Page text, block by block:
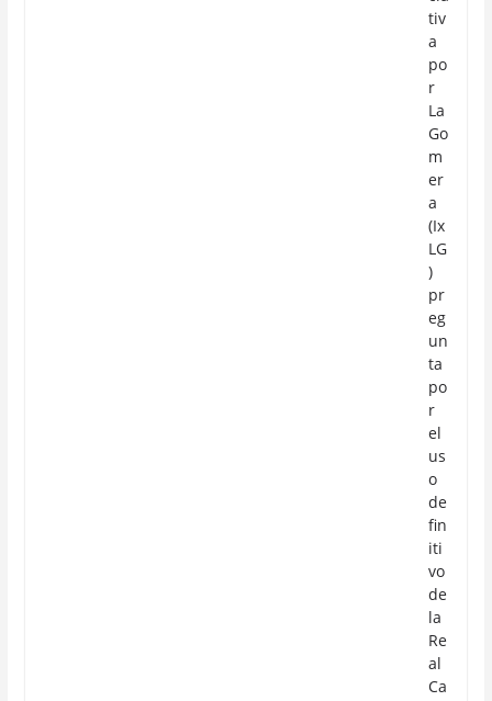
tiv
a
po
r
La
Go
m
er
a
(Ix
LG
)
pr
eg
un
ta
po
r
el
us
o
de
fin
iti
vo
de
la
Re
al
Ca